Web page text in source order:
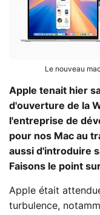
Le nouveau
Apple tenait hier
d'ouverture de la
l'entreprise de
pour nos Mac au
aussi d'introduire
Faisons le point
Apple était
turbulence,